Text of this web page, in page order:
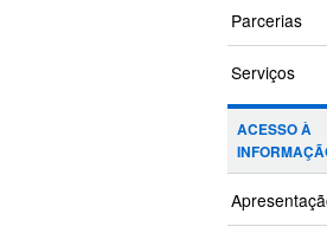
Parcerias
Serviços
ACESSO À